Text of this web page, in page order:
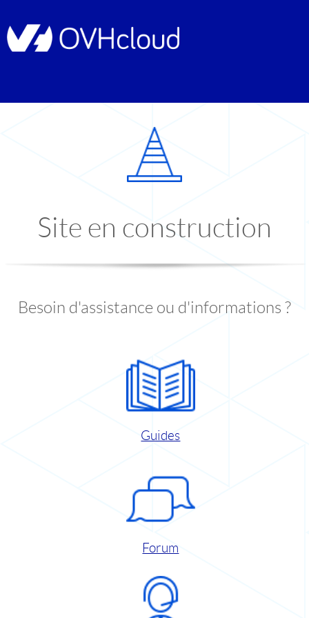
Site en construction
Besoin d'assistance ou d'informations ?
Guides
Forum